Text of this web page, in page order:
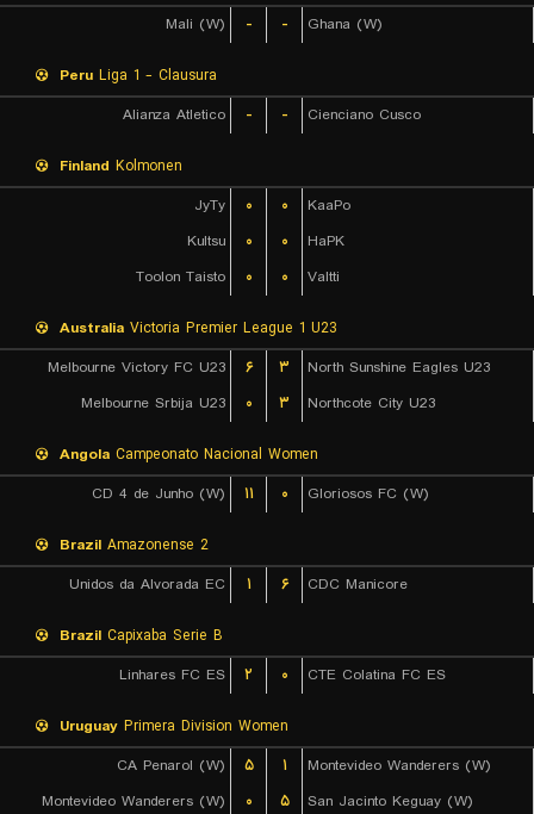
Mali (W)
- - Ghana (W)
Peru Liga 1 - Clausura
Alianza Atletico
- - Cienciano Cusco
Finland Kolmonen
JyTy
۰ ۰
KaaPo
Kultsu
۰ ۰
HaPK
Toolon Taisto
۰ ۰ Valtti
Australia Victoria Premier League 1 U23
Melbourne Victory FC U23
۶ ۳
North Sunshine Eagles U23
Melbourne Srbija U23
۰ ۳ Northcote City U23
Angola Campeonato Nacional Women
CD 4 de Junho (W)
۱۱ ۰ Gloriosos FC (W)
Brazil Amazonense 2
Unidos da Alvorada EC
۱ ۶ CDC Manicore
Brazil Capixaba Serie B
Linhares FC ES
۲ ۰ CTE Colatina FC ES
Uruguay Primera Division Women
CA Penarol (W)
۵ ۱
Montevideo Wanderers (W)
Montevideo Wanderers (W)
۰ ۵ San Jacinto Keguay (W)